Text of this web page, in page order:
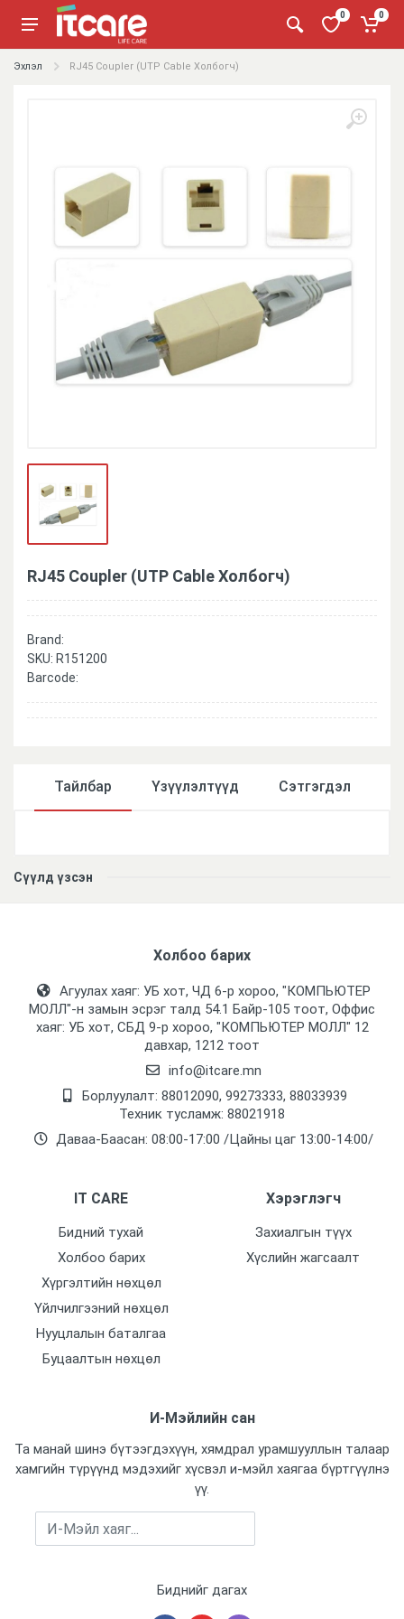
0 0
Эхлэл RJ45 Coupler (UTP Cable Холбогч)
RJ45 Coupler (UTP Cable Холбогч)
Brand:
SKU: R151200
Barcode:
Тайлбар Үзүүлэлтүүд Сэтгэгдэл
Сүүлд үзсэн
Холбоо барих
Агуулах хаяг: УБ хот, ЧД 6-р хороо, "КОМПЬЮТЕР
МОЛЛ᠌"-н замын эсрэг талд 54.1 Байр-105 тоот, Оффис
хаяг: УБ хот, СБД 9-р хороо, "КОМПЬЮТЕР МОЛЛ᠌" 12
давхар, 1212 тоот
info@itcare.mn
Борлуулалт: 88012090, 99273333, 88033939
Техник тусламж: 88021918
Даваа-Баасан: 08:00-17:00 /Цайны цаг 13:00-14:00/
IT CARE
Бидний тухай
Холбоо барих
Хүргэлтийн нөхцөл
Үйлчилгээний нөхцөл
Нууцлалын баталгаа
Буцаалтын нөхцөл
Хэрэглэгч
Захиалгын түүх
Хүслийн жагсаалт
И-Мэйлийн сан
Та манай шинэ бүтээгдэхүүн, хямдрал урамшууллын талаар
хамгийн түрүүнд мэдэхийг хүсвэл и-мэйл хаягаа бүртгүүлнэ
үү.
Биднийг дагах